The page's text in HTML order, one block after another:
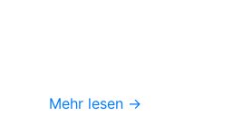
Mehr lesen →